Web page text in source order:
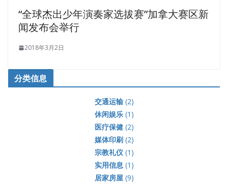
“全球杰出少年演奏家选拔赛”加拿大赛区新
闻发布会举行
2018年3月2日
分类信息
交通运输(2)
休闲娱乐(1)
医疗保健(2)
媒体印刷(2)
宗教礼仪(1)
实用信息(1)
居家房屋(9)